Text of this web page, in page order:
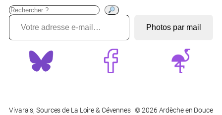
Recherche
?
Votre adresse e-mail…
Photos par mail
Vivarais, Sources de La Loire & Cévennes © 2026 Ardèche en Douce